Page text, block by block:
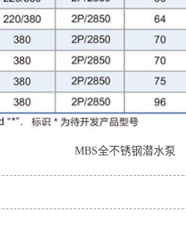
MBS全不锈钢潜水泵